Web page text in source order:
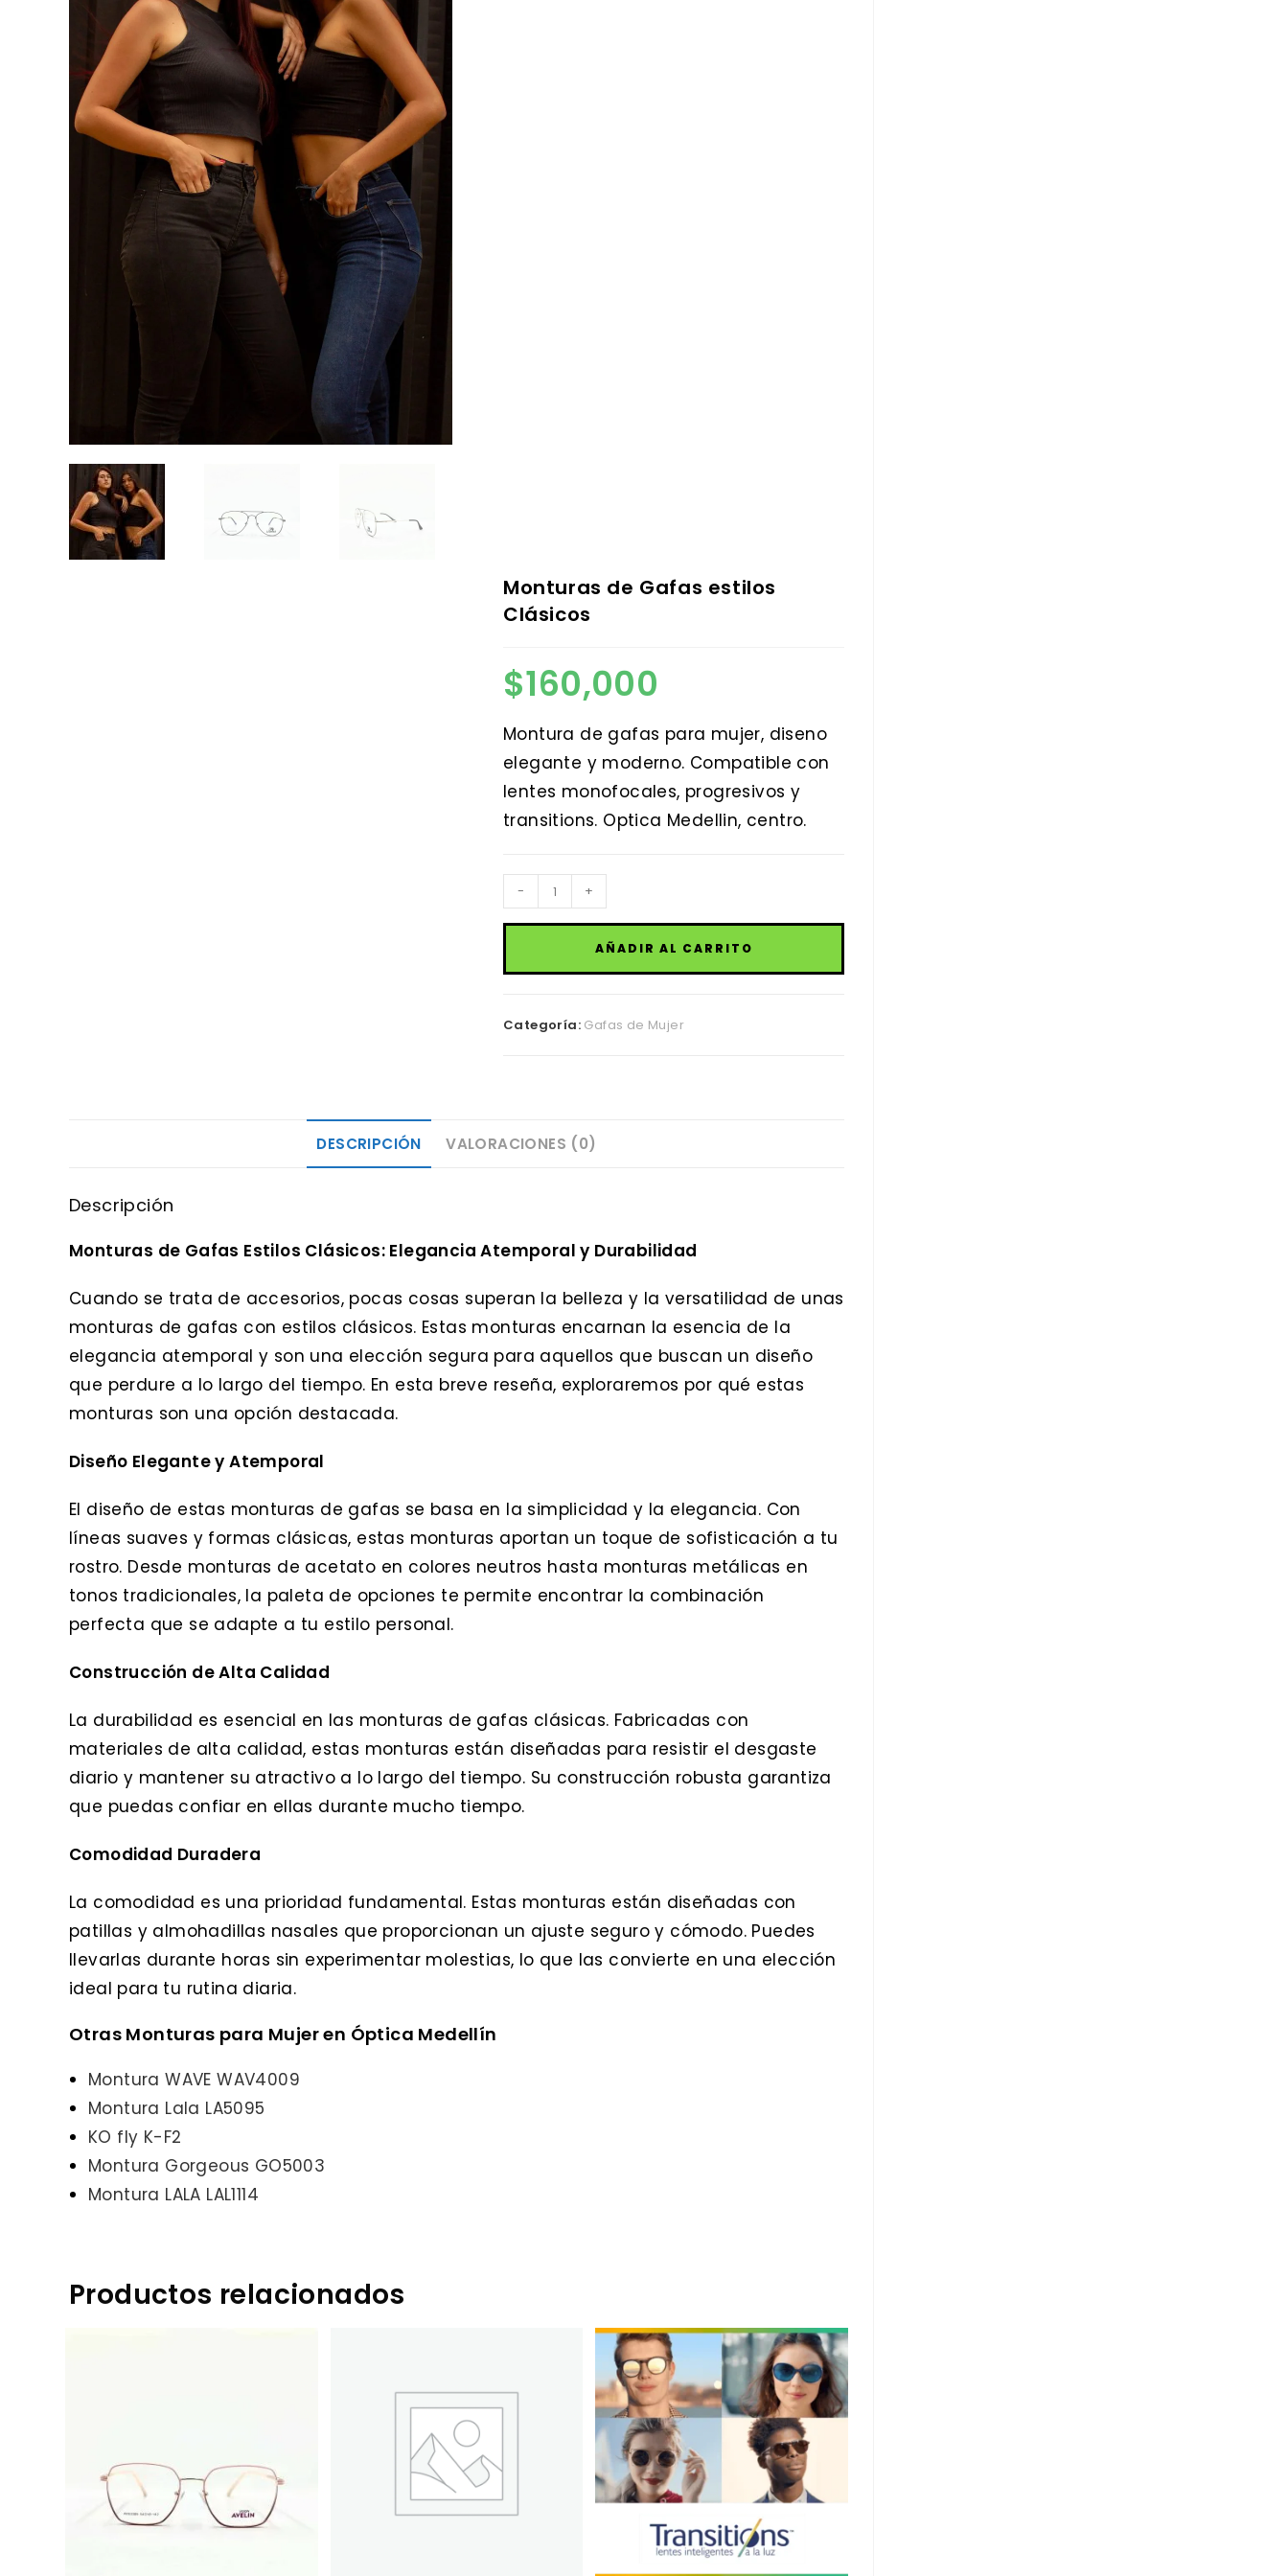
Monturas de Gafas estilos
Clásicos
$160,000
Montura de gafas para mujer, diseno
elegante y moderno. Compatible con
lentes monofocales, progresivos y
transitions. Optica Medellin, centro.
Monturas
de
Clásicos
- +
AÑADIR AL CARRITO
Categoría: Gafas de Mujer
DESCRIPCIÓN VALORACIONES (0)
Descripción
Monturas de Gafas Estilos Clásicos: Elegancia Atemporal y Durabilidad
Cuando se trata de accesorios, pocas cosas superan la belleza y la versatilidad de unas
monturas de gafas con estilos clásicos. Estas monturas encarnan la esencia de la
elegancia atemporal y son una elección segura para aquellos que buscan un diseño
que perdure a lo largo del tiempo. En esta breve reseña, exploraremos por qué estas
monturas son una opción destacada.
Diseño Elegante y Atemporal
El diseño de estas monturas de gafas se basa en la simplicidad y la elegancia. Con
líneas suaves y formas clásicas, estas monturas aportan un toque de sofisticación a tu
rostro. Desde monturas de acetato en colores neutros hasta monturas metálicas en
tonos tradicionales, la paleta de opciones te permite encontrar la combinación
perfecta que se adapte a tu estilo personal.
Construcción de Alta Calidad
La durabilidad es esencial en las monturas de gafas clásicas. Fabricadas con
materiales de alta calidad, estas monturas están diseñadas para resistir el desgaste
diario y mantener su atractivo a lo largo del tiempo. Su construcción robusta garantiza
que puedas confiar en ellas durante mucho tiempo.
Comodidad Duradera
La comodidad es una prioridad fundamental. Estas monturas están diseñadas con
patillas y almohadillas nasales que proporcionan un ajuste seguro y cómodo. Puedes
llevarlas durante horas sin experimentar molestias, lo que las convierte en una elección
ideal para tu rutina diaria.
Otras Monturas para Mujer en Óptica Medellín
Montura WAVE WAV4009
Montura Lala LA5095
KO fly K-F2
Montura Gorgeous GO5003
Montura LALA LAL1114
Productos relacionados